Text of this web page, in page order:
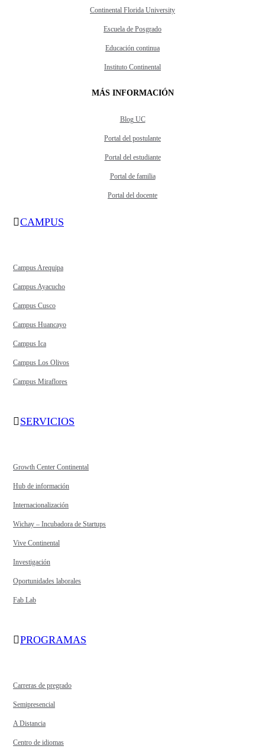
Continental Florida University
Escuela de Posgrado
Educación continua
Instituto Continental
MÁS INFORMACIÓN
Blog UC
Portal del postulante
Portal del estudiante
Portal de familia
Portal del docente
CAMPUS
Campus Arequipa
Campus Ayacucho
Campus Cusco
Campus Huancayo
Campus Ica
Campus Los Olivos
Campus Miraflores
SERVICIOS
Growth Center Continental
Hub de información
Internacionalización
Wichay – Incubadora de Startups
Vive Continental
Investigación
Oportunidades laborales
Fab Lab
PROGRAMAS
Carreras de pregrado
Semipresencial
A Distancia
Centro de idiomas